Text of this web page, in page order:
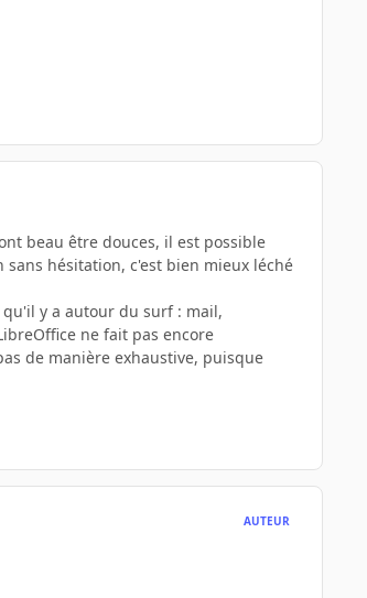
beau être douces, il est possible
hésitation, c'est bien mieux léché
y a autour du surf : mail,
ne fait pas encore
de manière exhaustive, puisque
AUTEUR